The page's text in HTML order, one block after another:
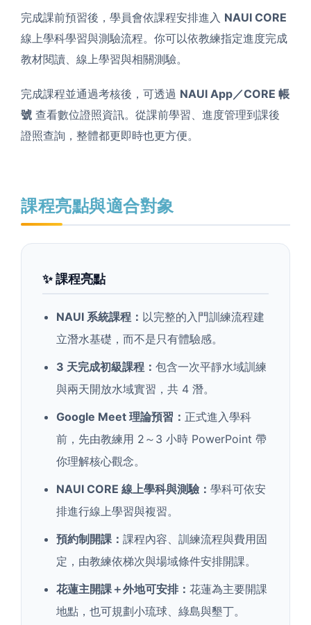
完成課前預習後，學員會依課程安排進入 NAUI CORE
線上學科學習與測驗流程。你可以依教練指定進度完成
教材閱讀、線上學習與相關測驗。
完成課程並通過考核後，可透過 NAUI App／CORE 帳
號 查看數位證照資訊。從課前學習、進度管理到課後
證照查詢，整體都更即時也更方便。
課程亮點與適合對象
✨ 課程亮點
NAUI 系統課程： 以完整的入門訓練流程建
立潛水基礎，而不是只有體驗感。
3 天完成初級課程： 包含一次平靜水域訓練
與兩天開放水域實習，共 4 潛。
Google Meet 理論預習： 正式進入學科
前，先由教練用 2～3 小時 PowerPoint 帶
你理解核心觀念。
NAUI CORE 線上學科與測驗： 學科可依安
排進行線上學習與複習。
預約制開課： 課程內容、訓練流程與費用固
定，由教練依梯次與場域條件安排開課。
花蓮主開課＋外地可安排： 花蓮為主要開課
地點，也可規劃小琉球、綠島與墾丁。